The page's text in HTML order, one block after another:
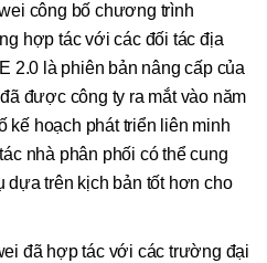
công bố chương trình
hợp tác với các đối tác địa
2.0 là phiên bản nâng cấp của
được công ty ra mắt vào năm
kế hoạch phát triển liên minh
nhà phân phối có thể cung
dựa trên kịch bản tốt hơn cho
đã hợp tác với các trường đại